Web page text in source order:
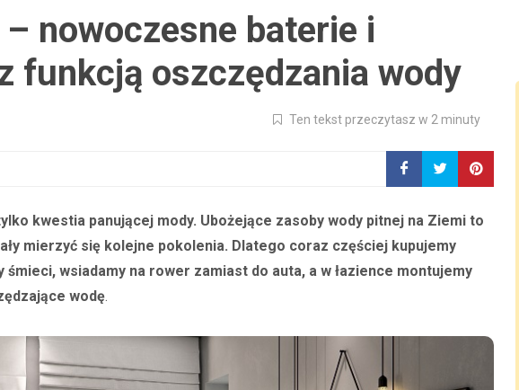
nowoczesne baterie i
funkcją oszczędzania wody
Ten tekst przeczytasz w 2 minuty
kwestia panującej mody. Ubożejące zasoby wody pitnej na Ziemi to
mierzyć się kolejne pokolenia. Dlatego coraz częściej kupujemy
wsiadamy na rower zamiast do auta, a w łazience montujemy
wodę.